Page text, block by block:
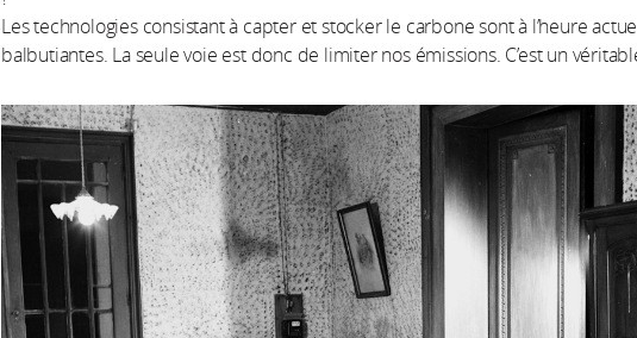
Les technologies consistant à capter et stocker le carbone sont à l’heure
balbutiantes. La seule voie est donc de limiter nos émissions. C’est un